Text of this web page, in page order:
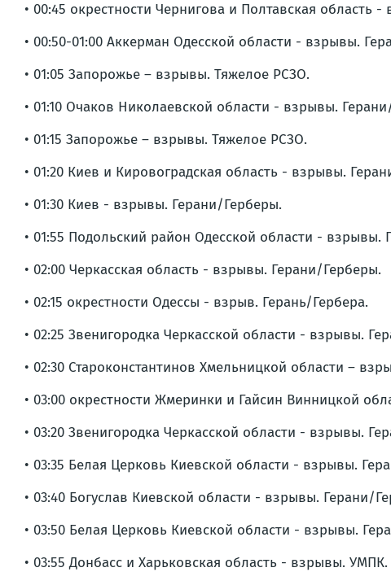
• 00:45 окрестности Чернигова и Полтавская область
• 00:50-01:00 Аккерман Одесской области - взрывы.
• 01:05 Запорожье – взрывы. Тяжелое РСЗО.
• 01:10 Очаков Николаевской области - взрывы.
• 01:15 Запорожье – взрывы. Тяжелое РСЗО.
• 01:20 Киев и Кировоградская область - взрывы.
• 01:30 Киев - взрывы. Герани/Герберы.
• 01:55 Подольский район Одесской области - взрывы.
• 02:00 Черкасская область - взрывы. Герани/Герберы.
• 02:15 окрестности Одессы - взрыв. Герань/Гербера.
• 02:25 Звенигородка Черкасской области - взрывы.
• 02:30 Староконстантинов Хмельницкой области –
• 03:00 окрестности Жмеринки и Гайсин Винницкой
• 03:20 Звенигородка Черкасской области - взрывы.
• 03:35 Белая Церковь Киевской области - взрывы.
• 03:40 Богуслав Киевской области - взрывы. Герани/
• 03:50 Белая Церковь Киевской области - взрывы.
• 03:55 Донбасс и Харьковская область - взрывы. УМПК.